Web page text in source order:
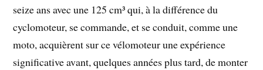
seize ans avec une 125 cm³ qui, à la différence du
cyclomoteur, se commande, et se conduit, comme une
moto, acquièrent sur ce vélomoteur une expérience
significative avant, quelques années plus tard, de monter